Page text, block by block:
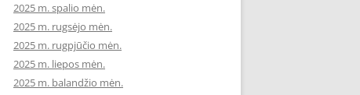
2025 m. spalio mėn.
2025 m. rugsėjo mėn.
2025 m. rugpjūčio mėn.
2025 m. liepos mėn.
2025 m. balandžio mėn.